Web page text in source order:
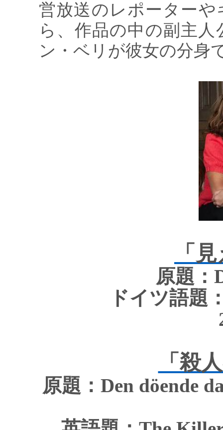
営放送のレポーター
ら、作品の中の副主
ン・ベリが彼女の分身
「
原題 ：
ドイツ語題
「殺
原題： Den döende